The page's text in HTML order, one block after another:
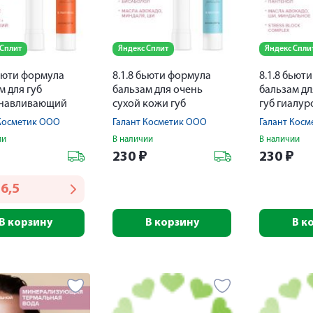
формула
для губ
ООО
корзину
Яндекс Сплит
8.1.8 бьюти формула
бальзам для очень
сухой кожи губ
питательный 4,2г
Галант Косметик ООО
В наличии
230 ₽
В корзину
Яндекс
8.1.8
бальзам
губ
Галант
В наличии
230 ₽
В